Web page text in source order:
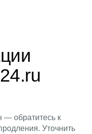
— обратитесь к
Уточнить